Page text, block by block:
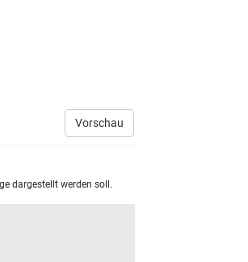
Vorschau
dargestellt werden soll.